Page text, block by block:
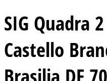
SIG Quadra
Castello